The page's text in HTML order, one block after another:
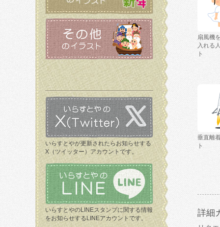
いらすとやが更新されたらお知らせする
X（ツイッター）アカウントです。
いらすとやのLINEスタンプに関する情報
をお知らせするLINEアカウントです。
扇風機
入れる
ト
垂直離
ト
詳細